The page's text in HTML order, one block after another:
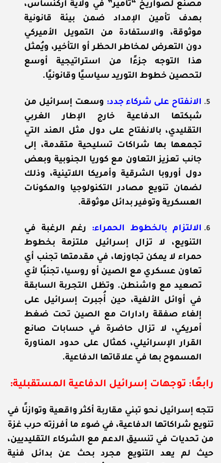
مصنع لصواريخ “تامير” في ولاية أركنساس،
بهدف تأمين الإمداد ضمن بيئة قانونية
موثوقة، والاستفادة من التمويل الأميركي
دون التعرض لمخاطر الحظر أو التأخير، ويُمثل
هذا التوجه جزءًا من استراتيجية أوسع
لتحصين خطوط التوريد سياسيًا وقانونيًا.
الانفتاح على شركاء جدد: وسعت إسرائيل من
شبكتها الدفاعية خارج الإطار الغربي
التقليدي، بالانفتاح على دول مثل الهند التي
تجمعها بها شراكات تسليحية متقدمة، إلى
جانب تعزيز التعاون مع كوريا الجنوبية وبعض
دول أوروبا الشرقية وأمريكا اللاتينية، وذلك
لضمان تنويع مصادر التكنولوجيا والمكونات
العسكرية وتوفير بدائل موثوقة.
الالتزام بالخطوط الحمراء: رغم الرغبة في
التنويع، لا تزال إسرائيل ملتزمة بخطوط
حمراء لا يمكن تجاوزها، في مقدمتها تجنب أي
تعاون عسكري مع الصين أو روسيا، تجنبًا لأي
تصعيد مع واشنطن. وتظل التجربة السابقة
في أوائل الألفية، حين أُجبرت إسرائيل على
إلغاء صفقة رادارات مع الصين تحت ضغط
أمريكي، لا تزال حاضرة في حسابات صانع
القرار الإسرائيلي، كمثال على حدود المناورة
المسموح بها في علاقاتها الدفاعية.
رابعًا: توجهات إسرائيل الدفاعية المستقبلية:
تتجه إسرائيل نحو تبني مقاربة أكثر واقعية وتوازنًا في
تنويع شراكاتها الدفاعية، في ضوء ما أفرزته حرب غزة
من تحديات في تنسيق الدعم مع الشركاء التقليديين،
حيث لم يعد التنويع مجرد بحث عن بدائل فنية